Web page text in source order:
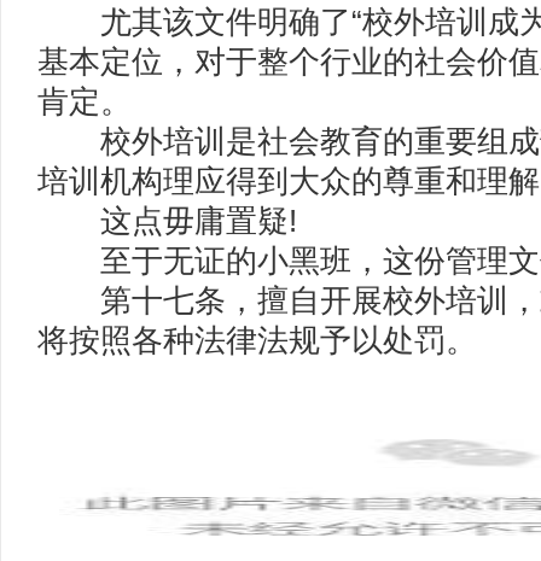
尤其该文件明确了“校外培训成
基本定位，对于整个行业的社会价
肯定。
校外培训是社会教育的重要组成
培训机构理应得到大众的尊重和理
这点毋庸置疑!
至于无证的小黑班，这份管理文
第十七条，擅自开展校外培训，
将按照各种法律法规予以处罚。